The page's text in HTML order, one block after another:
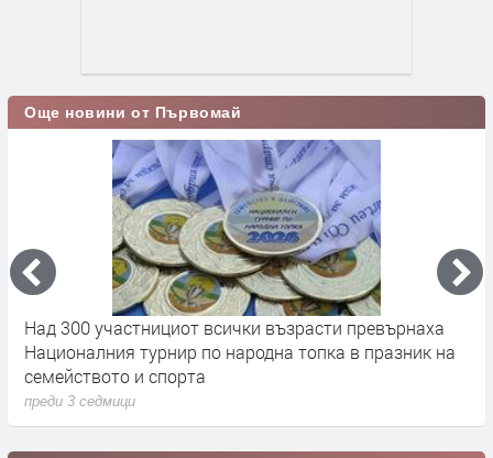
Още новини от Първомай
Над 300 участнициот всички възрасти превърнаха
Националния турнир по народна топка в празник на
семейството и спорта
преди 3 седмици